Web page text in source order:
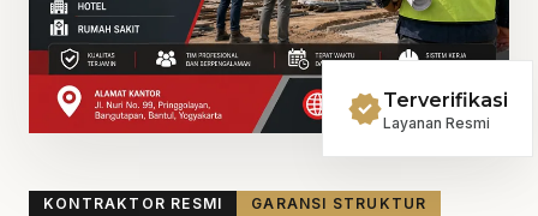
verifiedTerverifikasi
Layanan Resmi
KONTRAKTOR RESMI GARANSI STRUKTUR